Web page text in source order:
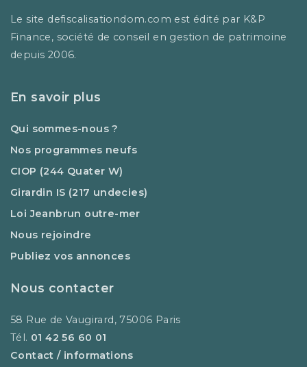
Le site defiscalisationdom.com est édité par K&P
Finance, société de conseil en gestion de patrimoine
depuis 2006.
En savoir plus
Qui sommes-nous ?
Nos programmes neufs
CIOP (244 Quater W)
Girardin IS (217 undecies)
Loi Jeanbrun outre-mer
Nous rejoindre
Publiez vos annonces
Nous contacter
58 Rue de Vaugirard, 75006 Paris
Tél. 01 42 56 60 01
Contact / informations